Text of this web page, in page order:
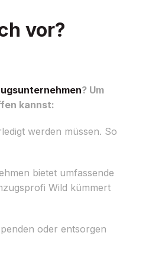
vor?
? Um
kannst:
werden müssen. So
bietet umfassende
Wild kümmert
oder entsorgen